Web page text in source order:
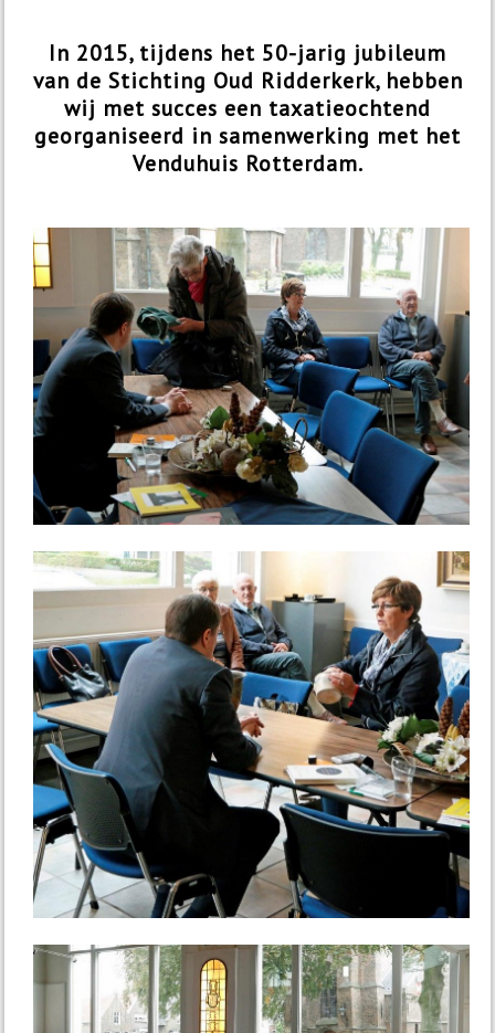
In 2015, tijdens het 50-jarig jubileum
van de Stichting Oud Ridderkerk, hebben
wij met succes een taxatieochtend
georganiseerd in samenwerking met het
Venduhuis Rotterdam.